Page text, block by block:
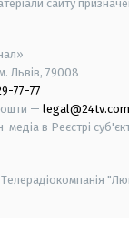
сайту
Львів, 79008
77-77
—
в Реєстрі